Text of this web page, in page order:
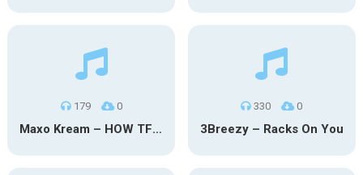
179 0
Maxo Kream – HOW TF I’M LUCKY
330 0
3Breezy – Racks On You